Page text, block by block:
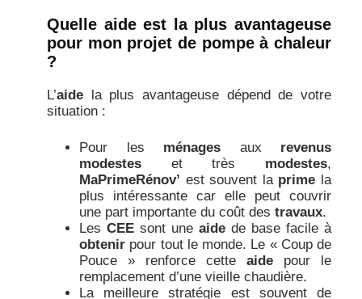
Quelle aide est la plus avantageuse
pour mon projet de pompe à chaleur
?
L’aide la plus avantageuse dépend de votre
situation :
Pour les ménages aux revenus
modestes et très modestes,
MaPrimeRénov’ est souvent la prime la
plus intéressante car elle peut couvrir
une part importante du coût des travaux.
Les CEE sont une aide de base facile à
obtenir pour tout le monde. Le « Coup de
Pouce » renforce cette aide pour le
remplacement d’une vieille chaudière.
La meilleure stratégie est souvent de